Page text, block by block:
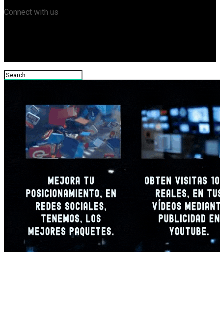
Connect with us